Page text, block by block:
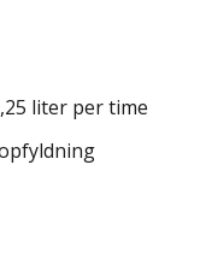
liter per time